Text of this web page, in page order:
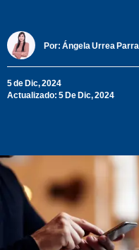
Por: Ángela Urrea Parra
5 de Dic, 2024
Actualizado: 5 De Dic, 2024